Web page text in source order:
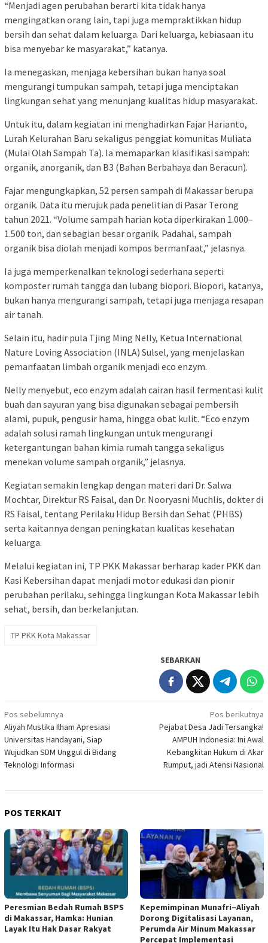
“Menjadi agen perubahan berarti kita tidak hanya
mengingatkan orang lain, tapi juga mempraktikkan hidup
bersih dan sehat dalam keluarga. Dari keluarga, kebiasaan itu
bisa menyebar ke masyarakat,” katanya.
Ia menegaskan, menjaga kebersihan bukan hanya soal
mengurangi tumpukan sampah, tetapi juga menciptakan
lingkungan sehat yang menunjang kualitas hidup masyarakat.
Untuk itu, dalam kegiatan ini menghadirkan Fajar Harianto,
Lurah Kelurahan Baru sekaligus penggiat komunitas Muliata
(Mulai Olah Sampah Ta). Ia memaparkan klasifikasi sampah:
organik, anorganik, dan B3 (Bahan Berbahaya dan Beracun).
Fajar mengungkapkan, 52 persen sampah di Makassar berupa
organik. Data itu merujuk pada penelitian di Pasar Terong
tahun 2021. “Volume sampah harian kota diperkirakan 1.000–
1.500 ton, dan sebagian besar organik. Padahal, sampah
organik bisa diolah menjadi kompos bermanfaat,” jelasnya.
Ia juga memperkenalkan teknologi sederhana seperti
komposter rumah tangga dan lubang biopori. Biopori, katanya,
bukan hanya mengurangi sampah, tetapi juga menjaga resapan
air tanah.
Selain itu, hadir pula Tjing Ming Nelly, Ketua International
Nature Loving Association (INLA) Sulsel, yang menjelaskan
pemanfaatan limbah organik menjadi eco enzym.
Nelly menyebut, eco enzym adalah cairan hasil fermentasi kulit
buah dan sayuran yang bisa digunakan sebagai pembersih
alami, pupuk, pengusir hama, hingga obat kulit. “Eco enzym
adalah solusi ramah lingkungan untuk mengurangi
ketergantungan bahan kimia rumah tangga sekaligus
menekan volume sampah organik,” jelasnya.
Kegiatan semakin lengkap dengan materi dari Dr. Salwa
Mochtar, Direktur RS Faisal, dan Dr. Nooryasni Muchlis, dokter di
RS Faisal, tentang Perilaku Hidup Bersih dan Sehat (PHBS)
serta kaitannya dengan peningkatan kualitas kesehatan
keluarga.
Melalui kegiatan ini, TP PKK Makassar berharap kader PKK dan
Kasi Kebersihan dapat menjadi motor edukasi dan pionir
perubahan perilaku, sehingga lingkungan Kota Makassar lebih
sehat, bersih, dan berkelanjutan.
TP PKK Kota Makassar
SEBARKAN
Navigasi
pos
Pos sebelumnya
Aliyah Mustika Ilham Apresiasi
Universitas Handayani, Siap
Wujudkan SDM Unggul di Bidang
Teknologi Informasi
Pos berikutnya
Pejabat Desa Jadi Tersangka!
AMPUH Indonesia: Ini Awal
Kebangkitan Hukum di Akar
Rumput, jadi Atensi Nasional
POS TERKAIT
Peresmian Bedah Rumah BSPS
di Makassar, Hamka: Hunian
Layak Itu Hak Dasar Rakyat
Kepemimpinan Munafri–Aliyah
Dorong Digitalisasi Layanan,
Perumda Air Minum Makassar
Percepat Implementasi